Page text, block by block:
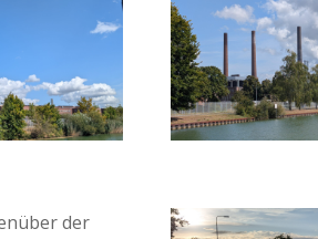
der